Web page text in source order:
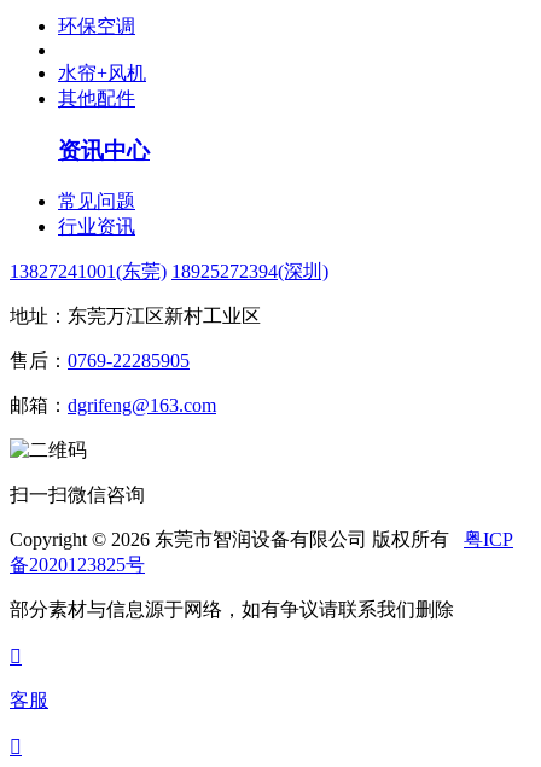
环保空调
水帘+风机
其他配件
资讯中心
常见问题
行业资讯
13827241001(东莞) 18925272394(深圳)
地址：东莞万江区新村工业区
售后： 0769-22285905
邮箱： dgrifeng@163.com
扫一扫微信咨询
Copyright © 2026 东莞市智润设备有限公司 版权所有 粤ICP
备2020123825号
部分素材与信息源于网络，如有争议请联系我们删除

客服
